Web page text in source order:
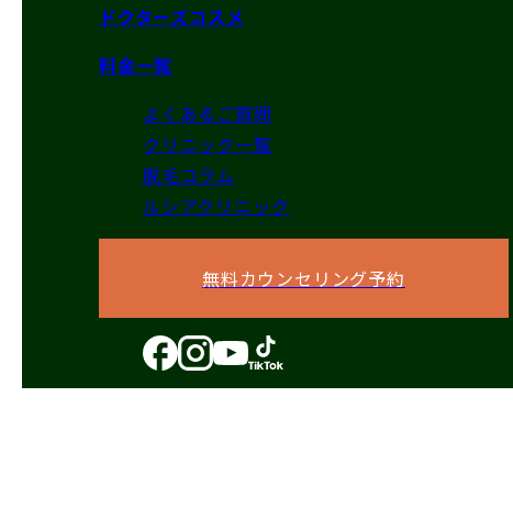
ドクターズコスメ
料金一覧
よくあるご質問
クリニック一覧
脱毛コラム
ルシアクリニック
無料カウンセリング予約